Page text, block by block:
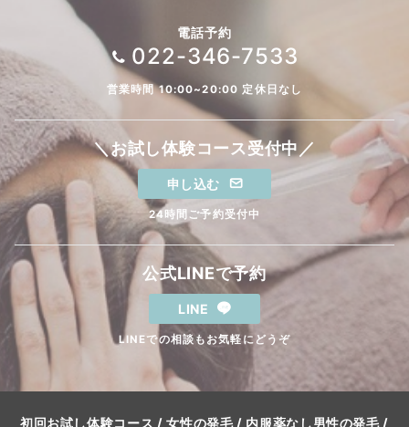
電話予約
022-346-7533
営業時間 10:00~20:00 定休日なし
＼お試し体験コース受付中／
申し込む
24時間ご予約受付中
公式LINEで予約
LINE
LINEでの相談もお気軽にどうぞ
初回お試し体験コース /女性の発毛/ 内服薬なし男性の発毛/